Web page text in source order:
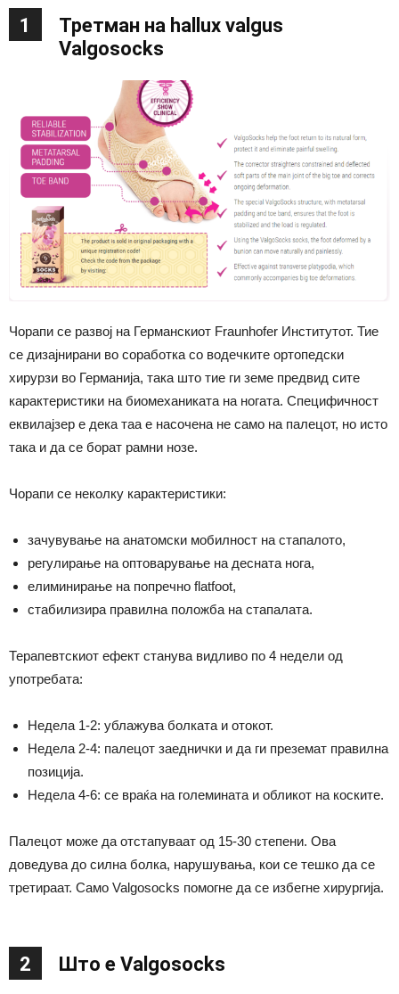
1
Третман на hallux valgus
Valgosocks
Чорапи се развој на Германскиот Fraunhofer Институтот. Тие
се дизајнирани во соработка со водечките ортопедски
хирурзи во Германија, така што тие ги земе предвид сите
карактеристики на биомеханиката на ногата. Специфичност
еквилајзер е дека таа е насочена не само на палецот, но исто
така и да се борат рамни нозе.
Чорапи се неколку карактеристики:
зачувување на анатомски мобилност на стапалото,
регулирање на оптоварување на десната нога,
елиминирање на попречно flatfoot,
стабилизира правилна положба на стапалата.
Терапевтскиот ефект станува видливо по 4 недели од
употребата:
Недела 1-2: ублажува болката и отокот.
Недела 2-4: палецот заеднички и да ги преземат правилна
позиција.
Недела 4-6: се враќа на големината и обликот на коските.
Палецот може да отстапуваат од 15-30 степени. Ова
доведува до силна болка, нарушувања, кои се тешко да се
третираат. Само Valgosocks помогне да се избегне хирургија.
2 Што е Valgosocks